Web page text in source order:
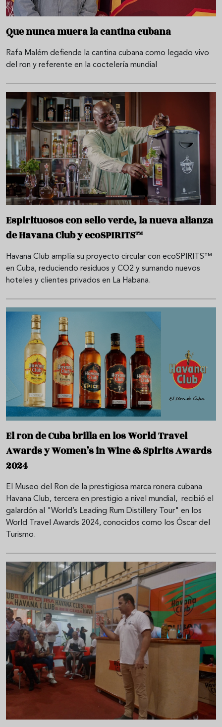
Que nunca muera la cantina cubana
Rafa Malém defiende la cantina cubana como legado vivo
del ron y referente en la coctelería mundial
Espirituosos con sello verde, la nueva alianza
de Havana Club y ecoSPIRITS™
Havana Club amplía su proyecto circular con ecoSPIRITS™
en Cuba, reduciendo residuos y CO2 y sumando nuevos
hoteles y clientes privados en La Habana.
El ron de Cuba brilla en los World Travel
Awards y Women’s in Wine & Spirits Awards
2024
El Museo del Ron de la prestigiosa marca ronera cubana
Havana Club, tercera en prestigio a nivel mundial, recibió el
galardón al "World’s Leading Rum Distillery Tour" en los
World Travel Awards 2024, conocidos como los Óscar del
Turismo.